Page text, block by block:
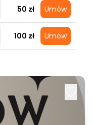
50 zł Umów
100 zł Umów